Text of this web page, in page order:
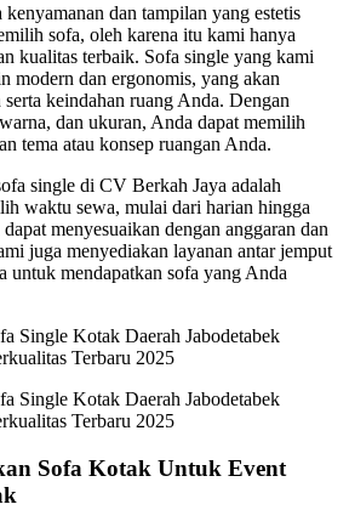
dan tampilan yang estetis
sofa, oleh karena itu kami hanya
kualitas terbaik. Sofa single yang kami
modern dan ergonomis, yang akan
keindahan ruang Anda. Dengan
dan ukuran, Anda dapat memilih
tema atau konsep ruangan Anda.
single di CV Berkah Jaya adalah
waktu sewa, mulai dari harian hingga
menyesuaikan dengan anggaran dan
juga menyediakan layanan antar jemput
untuk mendapatkan sofa yang Anda
Sofa Kotak Untuk Event